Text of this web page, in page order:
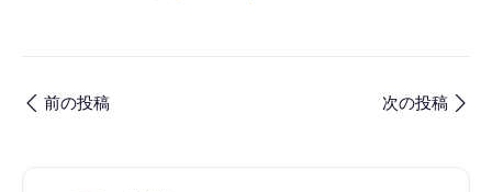
前の投稿 次の投稿